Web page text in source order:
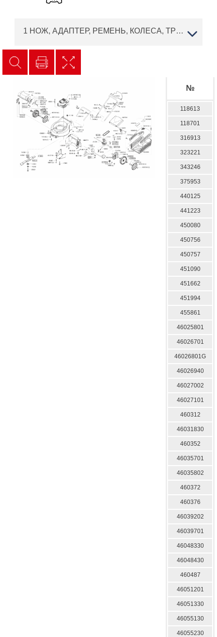
1 НОЖ, АДАПТЕР, РЕМЕНЬ, КОЛЕСА, ТРОС AL-KO газонокосилка Classic 4.66 SP-A edition Артикул: 119766 с 02/2016 до 04/2016 года
№
118613
118701
316913
323221
343246
375953
440125
441223
450080
450756
450757
451090
451662
451994
455861
46025801
46026701
46026801G
46026940
46027002
46027101
460312
46031830
460352
46035701
46035802
460372
460376
46039202
46039701
46048330
46048430
460487
46051201
46051330
46055130
46055230